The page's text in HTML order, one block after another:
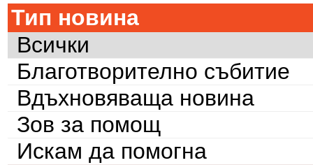
Тип новина
Всички
Благотворително събитие
Вдъхновяваща новина
Зов за помощ
Искам да помогна